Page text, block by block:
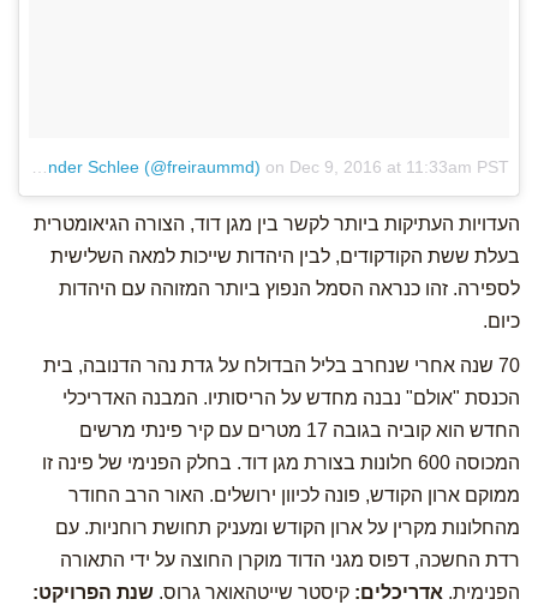
on Dec 9, 2016 at 11:33am PST
העדויות העתיקות ביותר לקשר בין מגן דוד, הצורה הגיאומטרית
בעלת ששת הקודקודים, לבין היהדות שייכות למאה השלישית
לספירה. זהו כנראה הסמל הנפוץ ביותר המזוהה עם היהדות
כיום.
70 שנה אחרי שנחרב בליל הבדולח על גדת נהר הדנובה, בית
הכנסת "אולם" נבנה מחדש על הריסותיו. המבנה האדריכלי
החדש הוא קוביה בגובה 17 מטרים עם קיר פינתי מרשים
המכוסה 600 חלונות בצורת מגן דוד. בחלק הפנימי של פינה זו
ממוקם ארון הקודש, פונה לכיוון ירושלים. האור הרב החודר
מהחלונות מקרין על ארון הקודש ומעניק תחושת רוחניות. עם
רדת החשכה, דפוס מגני הדוד מוקרן החוצה על ידי התאורה
הפנימית. אדריכלים: קיסטר שייטהאואר גרוס. שנת הפרויקט: